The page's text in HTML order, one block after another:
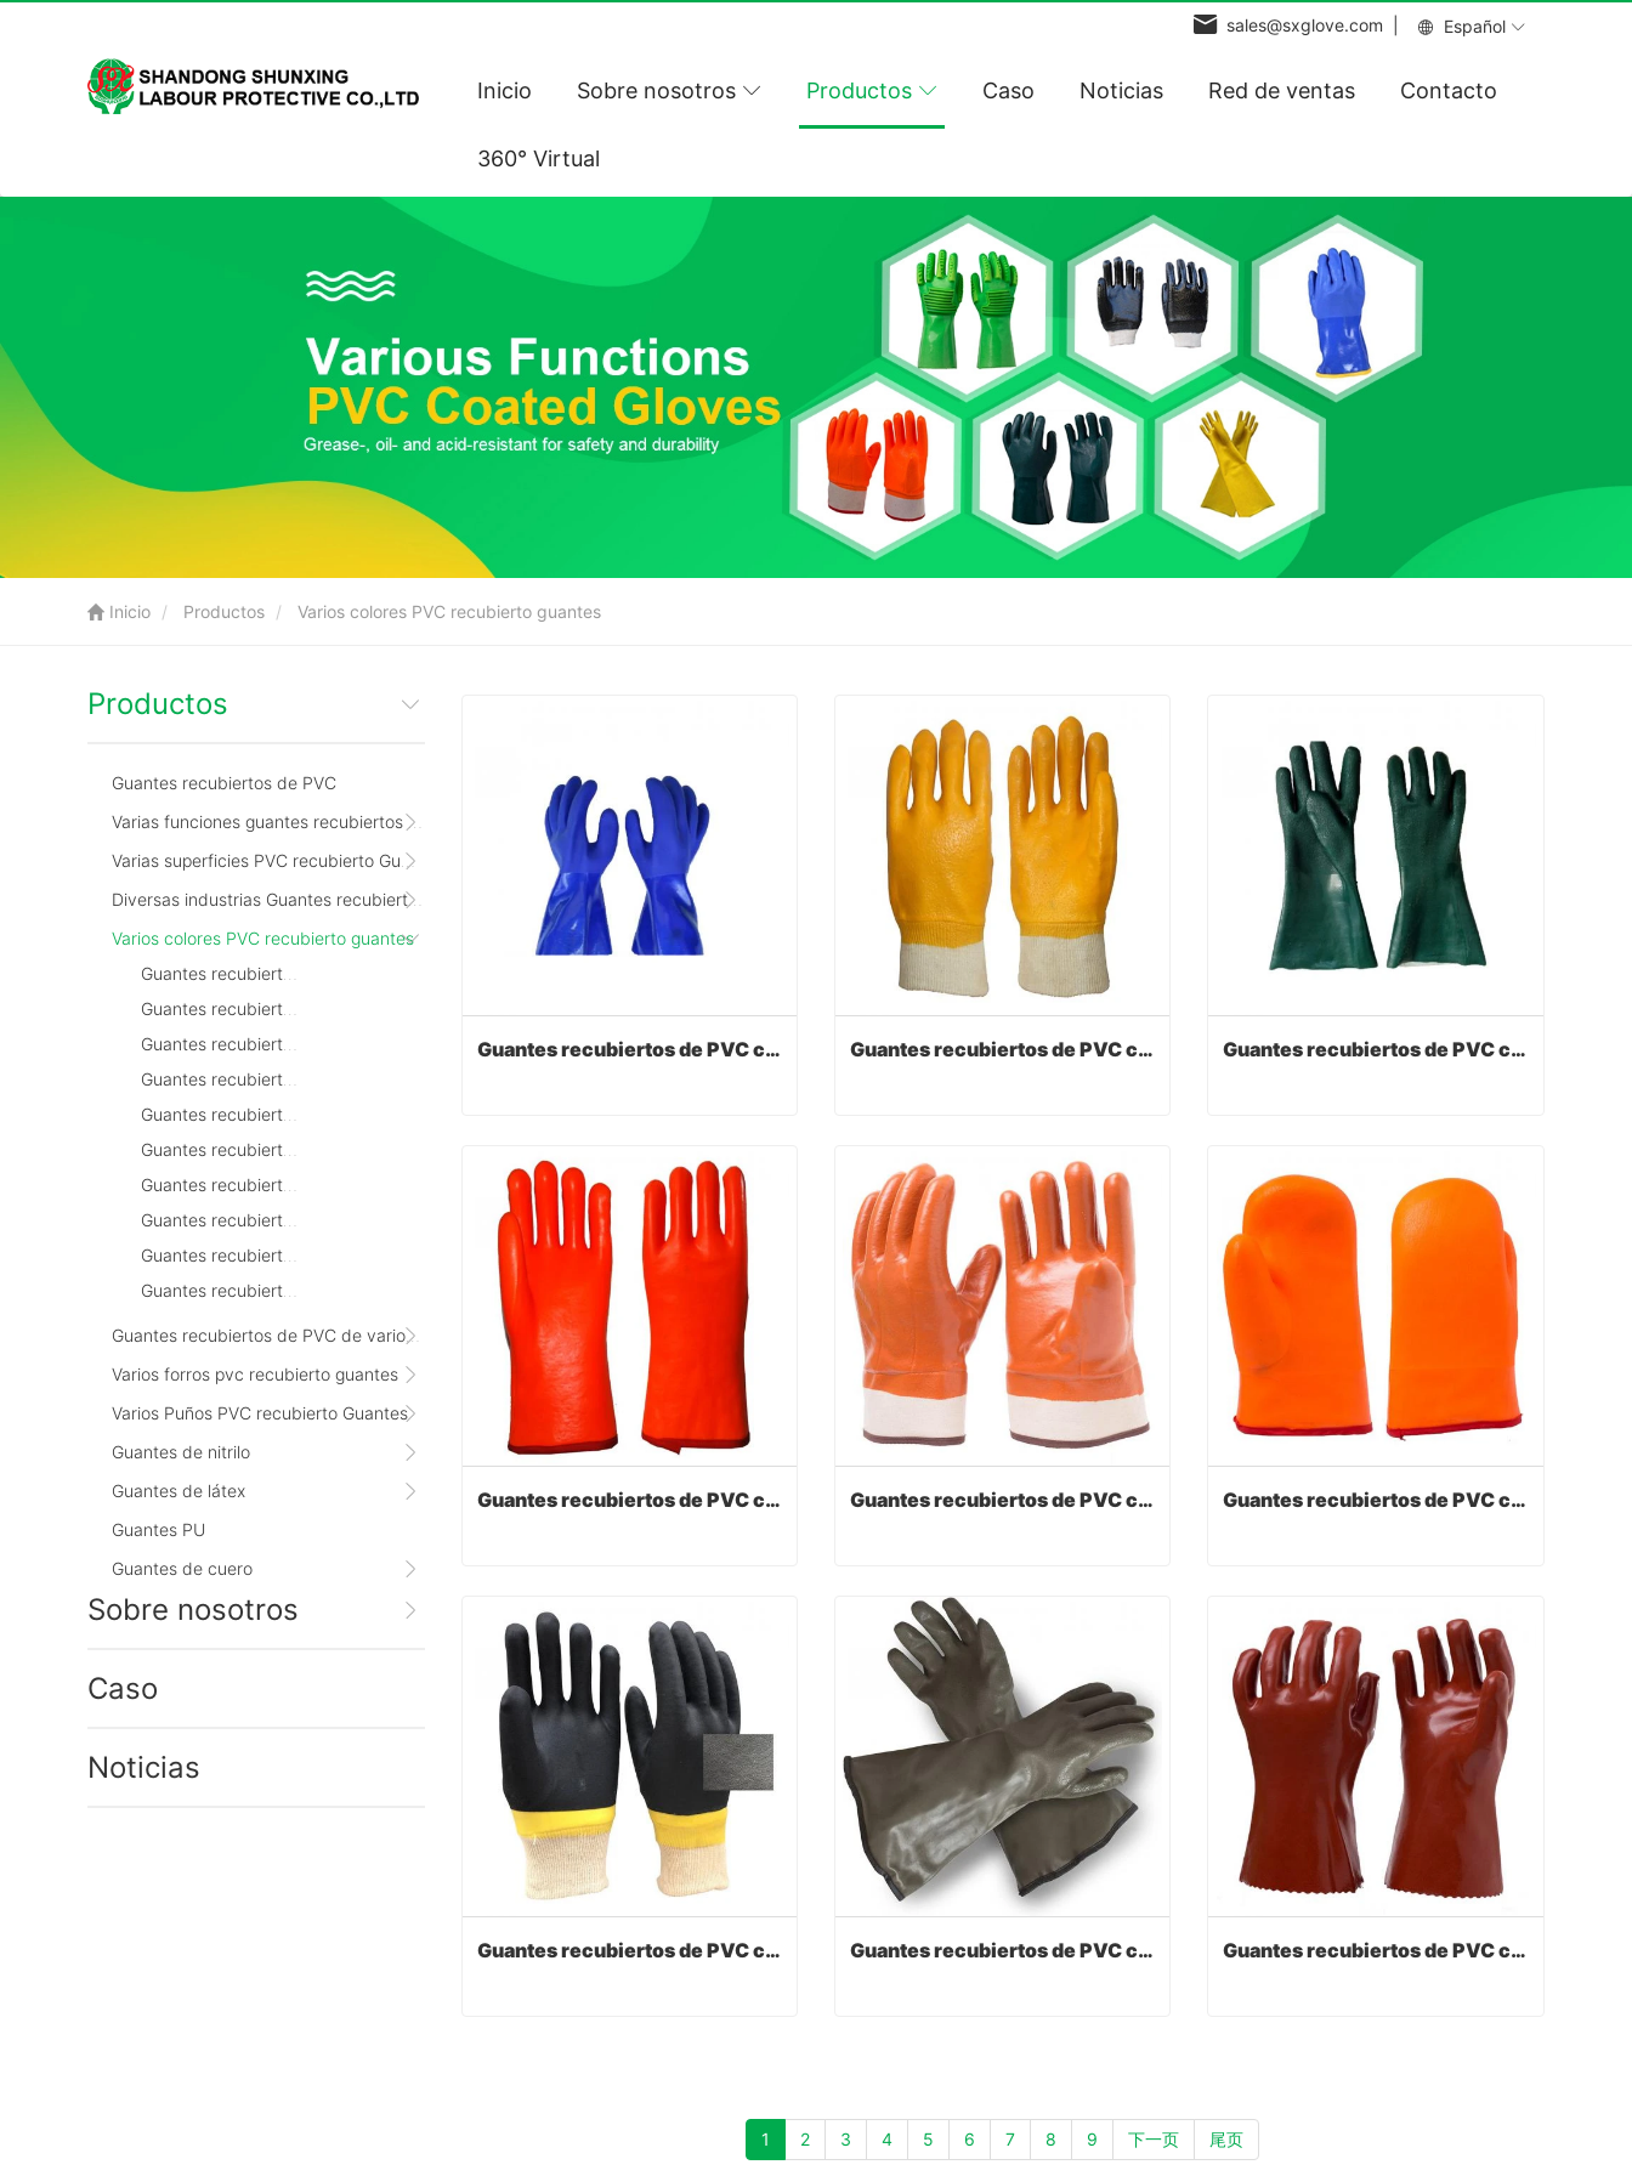
Español
sales@sxglove.com |
Inicio Sobre nosotros Productos Caso Noticias Red de ventas Contacto
360° Virtual
Inicio Productos Varios colores PVC recubierto guantes
Productos
Guantes recubiertos de PVC
Varias funciones guantes recubiertos de PVC
Varias superficies PVC recubierto Guantes
Diversas industrias Guantes recubiertos de PVC
Varios colores PVC recubierto guantes
Guantes recubiertos de PVC de varios tamaños
Varios forros pvc recubierto guantes
Varios Puños PVC recubierto Guantes
Guantes de nitrilo
Guantes de látex
Guantes PU
Guantes de cuero
Sobre nosotros
Caso
Noticias
Guantes recubiertos de PVC con color azul
Contact Now
Guantes recubiertos de PVC con color amarillo
Contact Now
Guantes recubiertos de PVC con color verde
Contact Now
Guantes recubiertos de PVC con color naranja
Contact Now
Guantes recubiertos de PVC con color marrón
Contact Now
Guantes recubiertos de PVC con color naranja fluorescente
Contact Now
Guantes recubiertos de PVC con color negro Guantes recubiertos de PVC con color gris Guantes recubiertos de PVC con color rojo oscuro
1 2 3 4 5 6 7 8 9 下一页 尾页